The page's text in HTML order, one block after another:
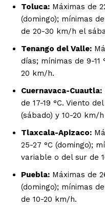
Toluca: Máximas de
(domingo); mínimas
de 20-30 km/h el
Tenango del Valle:
días; mínimas de 9-11
20 km/h.
Cuernavaca-Cuautla:
de 17-19 °C. Viento
(sábado) y 10-20 km/
Tlaxcala-Apizaco:
25-27 °C (domingo);
variable o del sur de
Puebla: Máximas de
(domingo); mínimas
de 10-20 km/h.